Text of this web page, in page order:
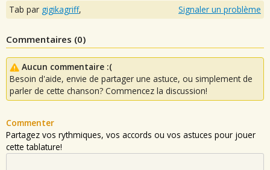
Tab par gigikagriff, Signaler un problème
Commentaires (0)
Aucun commentaire :(
Besoin d'aide, envie de partager une astuce, ou simplement de
parler de cette chanson? Commencez la discussion!
Commenter
Partagez vos rythmiques, vos accords ou vos astuces pour jouer
cette tablature!